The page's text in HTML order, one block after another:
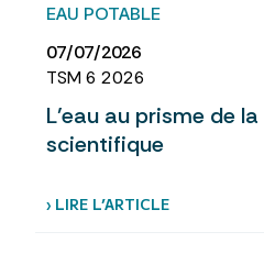
EAU POTABLE
07/07/2026
TSM 6 2026
L’eau au prisme de
scientifique
› LIRE L’ARTICLE